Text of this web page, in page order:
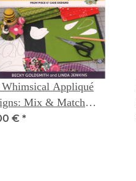
Whimsical Appliqué
Mix & Match
to Create Playful
€ *